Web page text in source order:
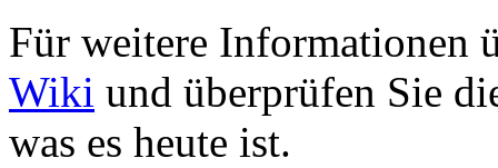
Für weitere Informationen
Wiki und überprüfen Sie
was es heute ist.